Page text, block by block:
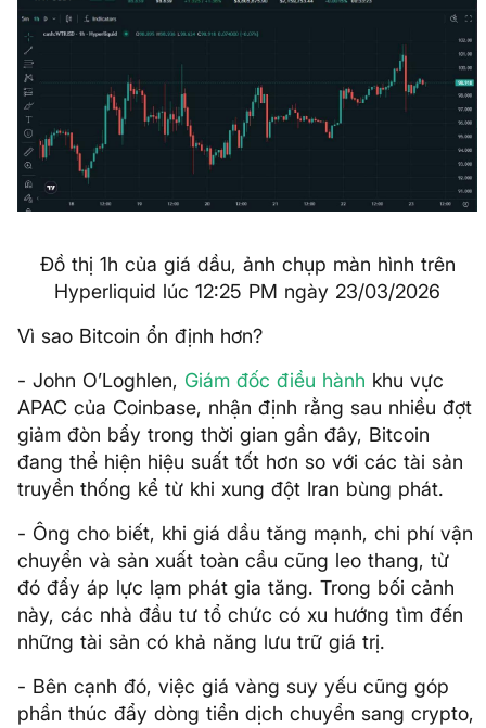
Đồ thị 1h của giá dầu, ảnh chụp màn hình trên
Hyperliquid lúc 12:25 PM ngày 23/03/2026
Vì sao Bitcoin ổn định hơn?
- John O’Loghlen, Giám đốc điều hành khu vực
APAC của Coinbase, nhận định rằng sau nhiều đợt
giảm đòn bẩy trong thời gian gần đây, Bitcoin
đang thể hiện hiệu suất tốt hơn so với các tài sản
truyền thống kể từ khi xung đột Iran bùng phát.
- Ông cho biết, khi giá dầu tăng mạnh, chi phí vận
chuyển và sản xuất toàn cầu cũng leo thang, từ
đó đẩy áp lực lạm phát gia tăng. Trong bối cảnh
này, các nhà đầu tư tổ chức có xu hướng tìm đến
những tài sản có khả năng lưu trữ giá trị.
- Bên cạnh đó, việc giá vàng suy yếu cũng góp
phần thúc đẩy dòng tiền dịch chuyển sang crypto,